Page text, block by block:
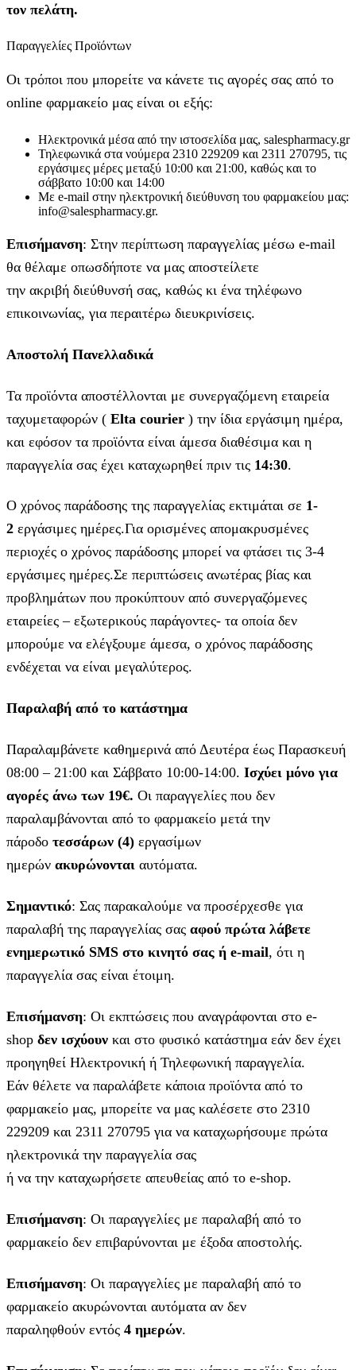
τον πελάτη.
Παραγγελίες Προϊόντων
Οι τρόποι που μπορείτε να κάνετε τις αγορές σας από το
online φαρμακείο μας είναι οι εξής:
Ηλεκτρονικά μέσα από την ιστοσελίδα μας, salespharmacy.gr
Τηλεφωνικά στα νούμερα 2310 229209 και 2311 270795, τις
εργάσιμες μέρες μεταξύ 10:00 και 21:00, καθώς και το
σάββατο 10:00 και 14:00
Με e-mail στην ηλεκτρονική διεύθυνση του φαρμακείου μας:
info@salespharmacy.gr.
Επισήμανση: Στην περίπτωση παραγγελίας μέσω e-mail
θα θέλαμε οπωσδήποτε να μας αποστείλετε
την ακριβή διεύθυνσή σας, καθώς κι ένα τηλέφωνο
επικοινωνίας, για περαιτέρω διευκρινίσεις.
Αποστολή Πανελλαδικά
Τα προϊόντα αποστέλλονται με συνεργαζόμενη εταιρεία
ταχυμεταφορών ( Elta courier ) την ίδια εργάσιμη ημέρα,
και εφόσον τα προϊόντα είναι άμεσα διαθέσιμα και η
παραγγελία σας έχει καταχωρηθεί πριν τις 14:30.
Ο χρόνος παράδοσης της παραγγελίας εκτιμάται σε 1-
2 εργάσιμες ημέρες.Για ορισμένες απομακρυσμένες
περιοχές ο χρόνος παράδοσης μπορεί να φτάσει τις 3-4
εργάσιμες ημέρες.Σε περιπτώσεις ανωτέρας βίας και
προβλημάτων που προκύπτουν από συνεργαζόμενες
εταιρείες – εξωτερικούς παράγοντες- τα οποία δεν
μπορούμε να ελέγξουμε άμεσα, ο χρόνος παράδοσης
ενδέχεται να είναι μεγαλύτερος.
Παραλαβή από το κατάστημα
Παραλαμβάνετε καθημερινά από Δευτέρα έως Παρασκευή
08:00 – 21:00 και Σάββατο 10:00-14:00. Ισχύει μόνο για
αγορές άνω των 19€. Οι παραγγελίες που δεν
παραλαμβάνονται από το φαρμακείο μετά την
πάροδο τεσσάρων (4) εργασίμων
ημερών ακυρώνονται αυτόματα.
Σημαντικό: Σας παρακαλούμε να προσέρχεσθε για
παραλαβή της παραγγελίας σας αφού πρώτα λάβετε
ενημερωτικό SMS στο κινητό σας ή e-mail, ότι η
παραγγελία σας είναι έτοιμη.
Επισήμανση: Οι εκπτώσεις που αναγράφονται στο e-
shop δεν ισχύουν και στο φυσικό κατάστημα εάν δεν έχει
προηγηθεί Ηλεκτρονική ή Τηλεφωνική παραγγελία.
Εάν θέλετε να παραλάβετε κάποια προϊόντα από το
φαρμακείο μας, μπορείτε να μας καλέσετε στο 2310
229209 και 2311 270795 για να καταχωρήσουμε πρώτα
ηλεκτρονικά την παραγγελία σας
ή να την καταχωρήσετε απευθείας από το e-shop.
Επισήμανση: Οι παραγγελίες με παραλαβή από το
φαρμακείο δεν επιβαρύνονται με έξοδα αποστολής.
Επισήμανση: Οι παραγγελίες με παραλαβή από το
φαρμακείο ακυρώνονται αυτόματα αν δεν
παραληφθούν εντός 4 ημερών.